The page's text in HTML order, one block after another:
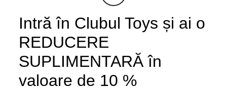
Intră în Clubul Toys și ai o
REDUCERE
SUPLIMENTARĂ în
valoare de 10 %